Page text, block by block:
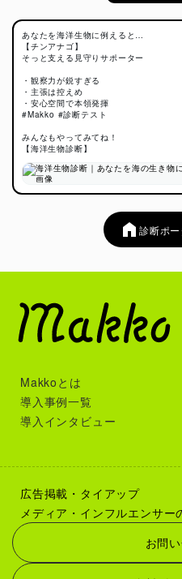
あなたを海洋生物に例えると…
【チンアナゴ】
そっと支える見守りサポーター
・観察力が鋭すぎる
・主張は控えめ
・安心空間で本領発揮
#Makko #診断テスト
みんなもやってみてね！
【海洋生物診断】
診断ポ
Makkoとは
導入事例一覧
導入インタビュー
広告掲載・タイアップ
メディア・インフルエンサー
お問